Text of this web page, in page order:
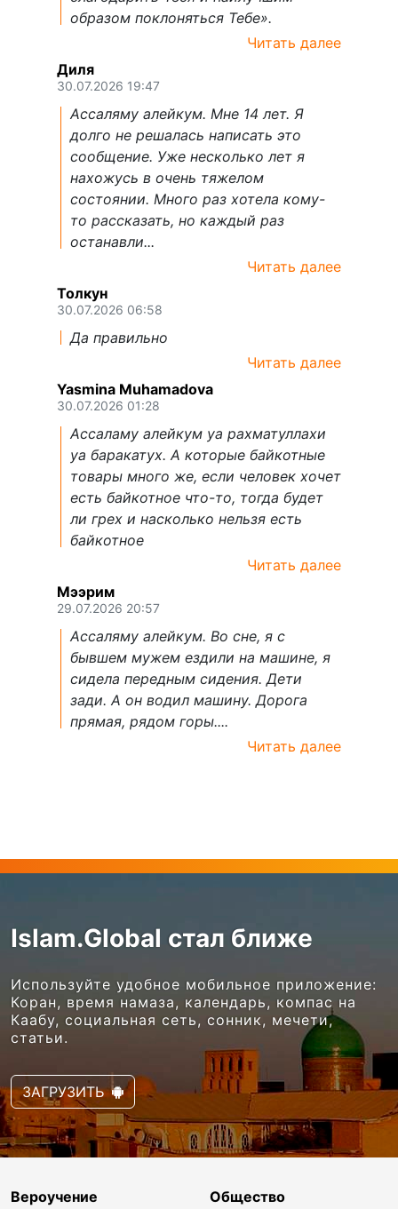
образом поклоняться Тебе».
Читать далее
Диля
30.07.2026 19:47
Ассаляму алейкум. Мне 14 лет. Я
долго не решалась написать это
сообщение. Уже несколько лет я
нахожусь в очень тяжелом
состоянии. Много раз хотела кому-
то рассказать, но каждый раз
останавли...
Читать далее
Толкун
30.07.2026 06:58
Да правильно
Читать далее
Yasmina Muhamadova
30.07.2026 01:28
Ассаламу алейкум уа рахматуллахи
уа баракатух. А которые байкотные
товары много же, если человек хочет
есть байкотное что-то, тогда будет
ли грех и насколько нельзя есть
байкотное
Читать далее
Мээрим
29.07.2026 20:57
Ассаляму алейкум. Во сне, я с
бывшем мужем ездили на машине, я
сидела передным сидения. Дети
зади. А он водил машину. Дорога
прямая, рядом горы....
Читать далее
Islam.Global стал ближе
Используйте удобное мобильное приложение:
Коран, время намаза, календарь, компас на
Каабу, социальная сеть, сонник, мечети,
статьи.
ЗАГРУЗИТЬ
Вероучение
Общество